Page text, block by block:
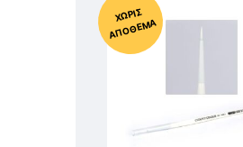
Χ
ΩΡΊΣ
Α
Π
Ό
ΘΕ
ΜΑ